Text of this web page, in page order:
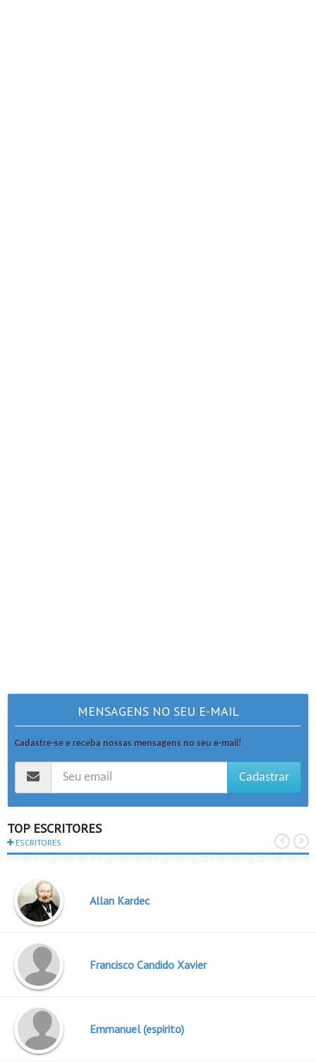
MENSAGENS NO SEU E-MAIL
Cadastre-se e receba nossas mensagens no seu e-mail!
Cadastrar
TOP ESCRITORES
ESCRITORES
Allan Kardec
Francisco Candido Xavier
Emmanuel (espirito)